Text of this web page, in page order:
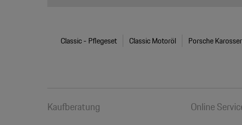
Classic - Pflegeset Classic Motoröl Porsche
Kaufberatung Online